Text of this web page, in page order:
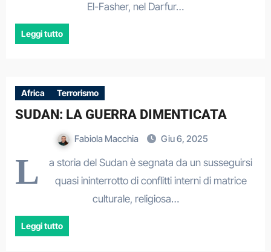
El-Fasher, nel Darfur…
Leggi tutto
Africa Terrorismo
SUDAN: LA GUERRA DIMENTICATA
Fabiola Macchia Giu 6, 2025
L
a storia del Sudan è segnata da un susseguirsi
quasi ininterrotto di conflitti interni di matrice
culturale, religiosa…
Leggi tutto